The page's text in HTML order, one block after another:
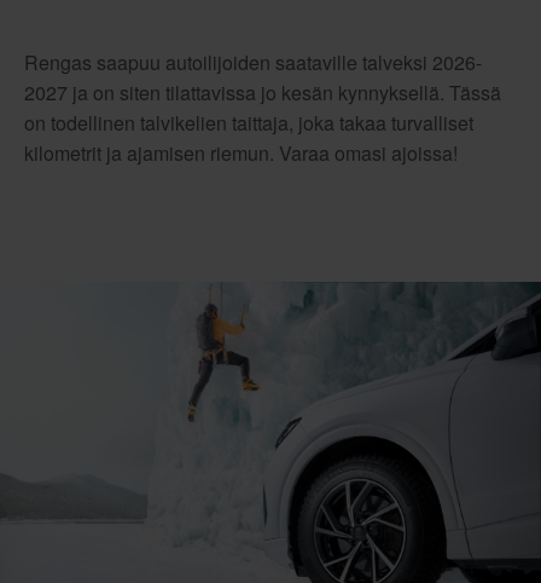
Rengas saapuu autoilijoiden saataville talveksi 2026-
2027 ja on siten tilattavissa jo kesän kynnyksellä. Tässä
on todellinen talvikelien taittaja, joka takaa turvalliset
kilometrit ja ajamisen riemun. Varaa omasi ajoissa!